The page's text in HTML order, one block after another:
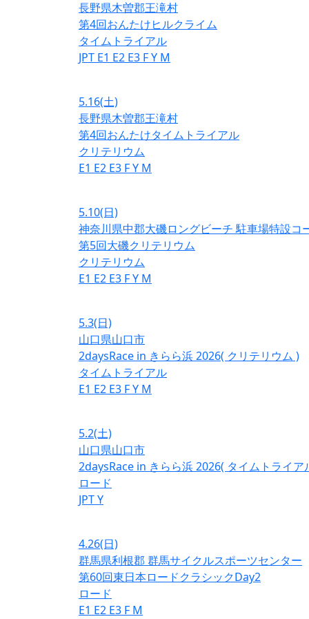
長野県木曽郡王滝村
第4回おんたけヒルクライム
タイムトライアル
JPT E1 E2 E3 FY M
5.16(土)
長野県木曽郡王滝村
第4回おんたけタイムトライアル
クリテリウム
E1 E2 E3 FY M
5.10(日)
神奈川県中郡大磯ロングビーチ 駐車場特設コ
第5回大磯クリテリウム
クリテリウム
E1 E2 E3 FY M
5.3(日)
山口県山口市
2daysRace in きらら浜 2026( クリテリウム )
タイムトライアル
E1 E2 E3 FY M
5.2(土)
山口県山口市
2daysRace in きらら浜 2026( タイムトライア
ロード
JPTY
4.26(日)
群馬県利根郡 群馬サイクルスポーツセンター
第60回東日本ロードクラシックDay2
ロード
E1 E2 E3 F M